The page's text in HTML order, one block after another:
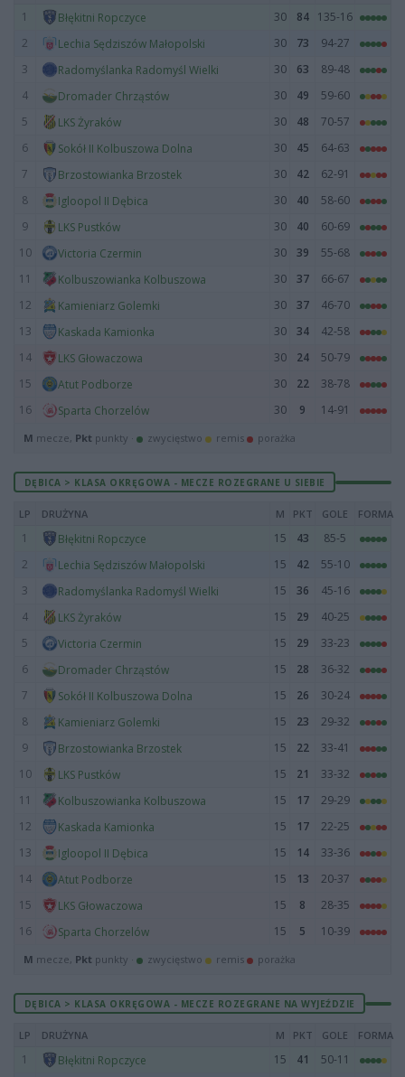
1 Błękitni Ropczyce 30 84
135-16
2
Lechia Sędziszów Małopolski 30 73
94-27
3
Radomyślanka Radomyśl Wielki 30 63
89-48
4
Dromader Chrząstów 30 49
59-60
5
LKS Żyraków 30 48
70-57
6
Sokół II Kolbuszowa Dolna 30 45
64-63
7
Brzostowianka Brzostek 30 42
62-91
8
Igloopol II Dębica 30 40
58-60
9
LKS Pustków 30 40
60-69
10
Victoria Czermin 30 39
55-68
11
Kolbuszowianka Kolbuszowa 30 37
66-67
12
Kamieniarz Golemki 30 37
46-70
13
Kaskada Kamionka 30 34
42-58
14
LKS Głowaczowa 30 24
50-79
15
Atut Podborze 30 22
38-78
16
Sparta Chorzelów 30 9 14-91
M mecze, Pkt punkty · zwycięstwo remis porażka
DĘBICA > KLASA OKRĘGOWA - MECZE ROZEGRANE U SIEBIE
LP DRUŻYNA M PKT GOLE FORMA
1 Błękitni Ropczyce 15 43
85-5
2
Lechia Sędziszów Małopolski 15 42
55-10
3
Radomyślanka Radomyśl Wielki 15 36
45-16
4
LKS Żyraków 15 29
40-25
5
Victoria Czermin 15 29
33-23
6
Dromader Chrząstów 15 28
36-32
7
Sokół II Kolbuszowa Dolna 15 26
30-24
8
Kamieniarz Golemki 15 23
29-32
9
Brzostowianka Brzostek 15 22
33-41
10
LKS Pustków 15 21
33-32
11
Kolbuszowianka Kolbuszowa 15 17
29-29
12
Kaskada Kamionka 15 17
22-25
13
Igloopol II Dębica 15 14
33-36
14
Atut Podborze 15 13
20-37
15
LKS Głowaczowa 15 8
28-35
16
Sparta Chorzelów 15 5 10-39
M mecze, Pkt punkty · zwycięstwo remis porażka
DĘBICA > KLASA OKRĘGOWA - MECZE ROZEGRANE NA WYJEŹDZIE
LP DRUŻYNA M PKT GOLE FORMA
1 Błękitni Ropczyce 15 41 50-11